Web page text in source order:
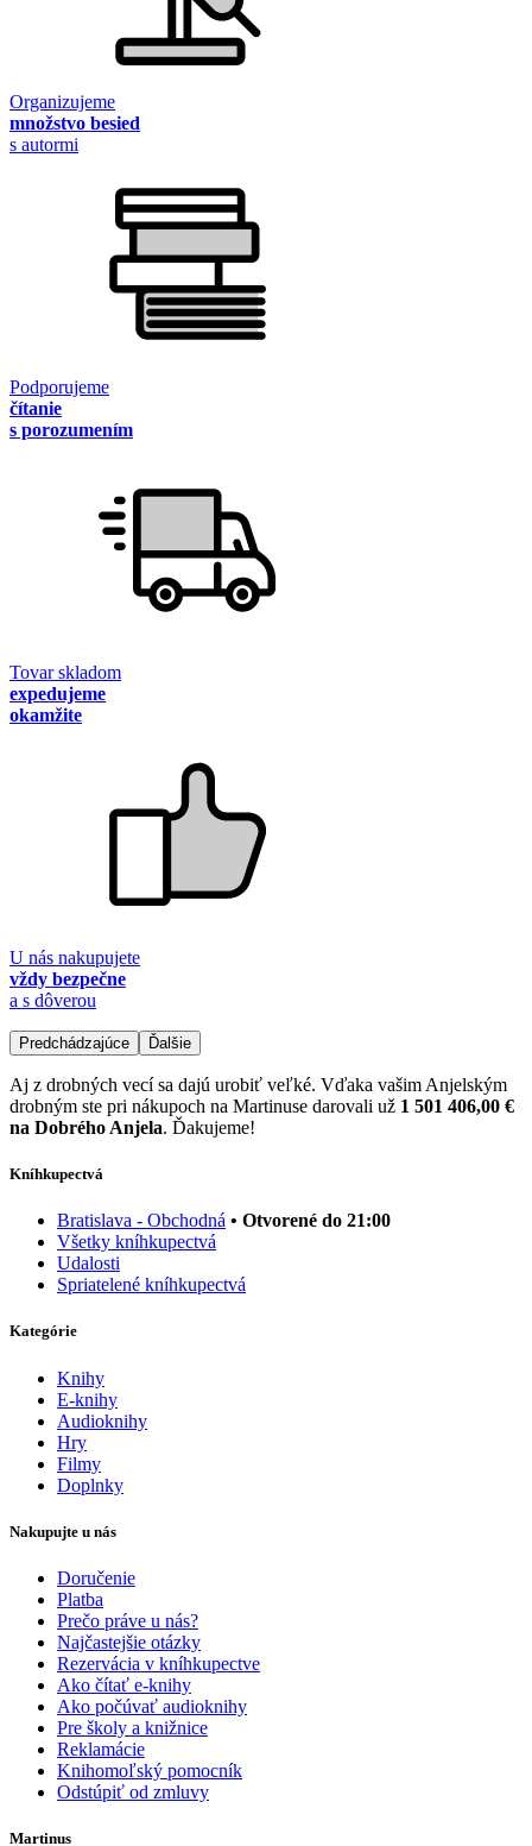
Organizujeme
množstvo besied
s autormi
Podporujeme
čítanie
s porozumením
Tovar skladom
expedujeme
okamžite
U nás nakupujete
vždy bezpečne
a s dôverou
Predchádzajúce Ďalšie
Aj z drobných vecí sa dajú urobiť veľké. Vďaka vašim Anjelským
drobným ste pri nákupoch na Martinuse darovali už 1 501 406,00 €
na Dobrého Anjela. Ďakujeme!
Kníhkupectvá
Bratislava - Obchodná • Otvorené do 21:00
Všetky kníhkupectvá
Udalosti
Spriatelené kníhkupectvá
Kategórie
Knihy
E-knihy
Audioknihy
Hry
Filmy
Doplnky
Nakupujte u nás
Doručenie
Platba
Prečo práve u nás?
Najčastejšie otázky
Rezervácia v kníhkupectve
Ako čítať e-knihy
Ako počúvať audioknihy
Pre školy a knižnice
Reklamácie
Knihomoľský pomocník
Odstúpiť od zmluvy
Martinus